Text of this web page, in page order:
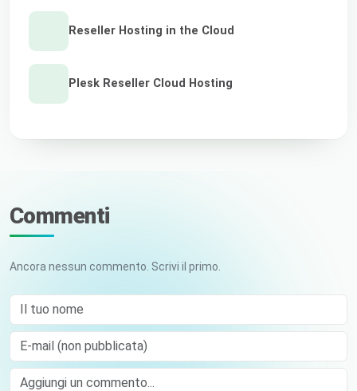
Reseller Hosting in the Cloud
Plesk Reseller Cloud Hosting
Commenti
Ancora nessun commento. Scrivi il primo.
Il tuo nome
E-mail (non pubblicata)
Comment